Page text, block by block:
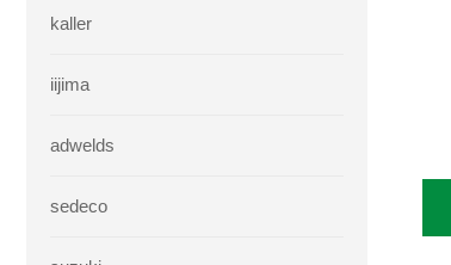
kaller
iijima
adwelds
sedeco